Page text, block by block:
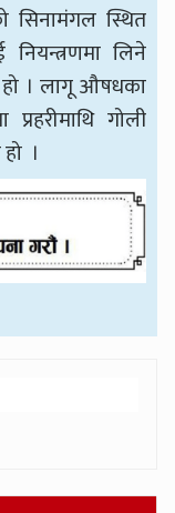
सिनामंगल स्थित
नियन्त्रणमा लिने
हो । लागू औषधका
प्रहरीमाथि गोली
।